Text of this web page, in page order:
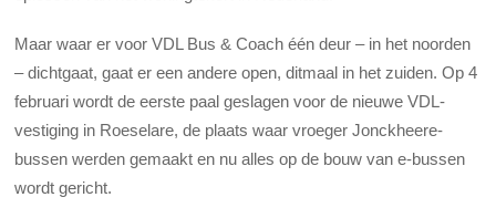
Maar waar er voor VDL Bus & Coach één deur – in het noorden
– dichtgaat, gaat er een andere open, ditmaal in het zuiden. Op 4
februari wordt de eerste paal geslagen voor de nieuwe VDL-
vestiging in Roeselare, de plaats waar vroeger Jonckheere-
bussen werden gemaakt en nu alles op de bouw van e-bussen
wordt gericht.